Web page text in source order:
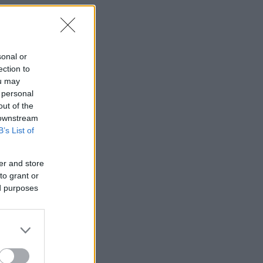
or
to
may
of the
List of
and store
grant or
purposes